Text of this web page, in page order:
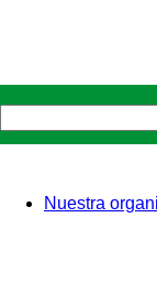
Nuestra